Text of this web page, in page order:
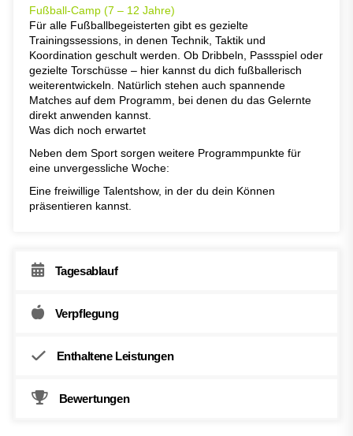
Fußball-Camp (7 – 12 Jahre)
Für alle Fußballbegeisterten gibt es gezielte
Trainingssessions, in denen Technik, Taktik und
Koordination geschult werden. Ob Dribbeln, Passspiel oder
gezielte Torschüsse – hier kannst du dich fußballerisch
weiterentwickeln. Natürlich stehen auch spannende
Matches auf dem Programm, bei denen du das Gelernte
direkt anwenden kannst.
Was dich noch erwartet
Neben dem Sport sorgen weitere Programmpunkte für
eine unvergessliche Woche:
Eine freiwillige Talentshow, in der du dein Können
präsentieren kannst.
Tagesablauf
Verpflegung
Enthaltene Leistungen
Bewertungen